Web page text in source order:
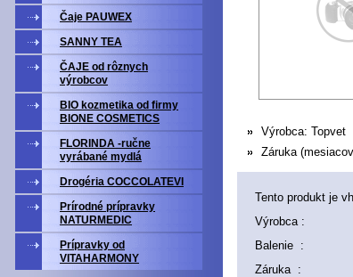
Výrobca: Topvet
Záruka
Tento produkt je
Čaje PAUWEX
SANNY TEA
ČAJE od rôznych
výrobcov
BIO kozmetika od firmy
BIONE COSMETICS
FLORINDA -ručne
vyrábané mydlá
Drogéria COCCOLATEVI
Prírodné prípravky
NATURMEDIC
Prípravky od
VITAHARMONY